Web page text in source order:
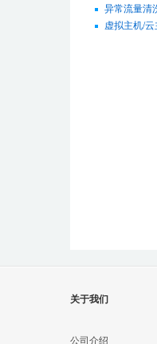
异常流量清
虚拟主机/
关于我们
公司介绍